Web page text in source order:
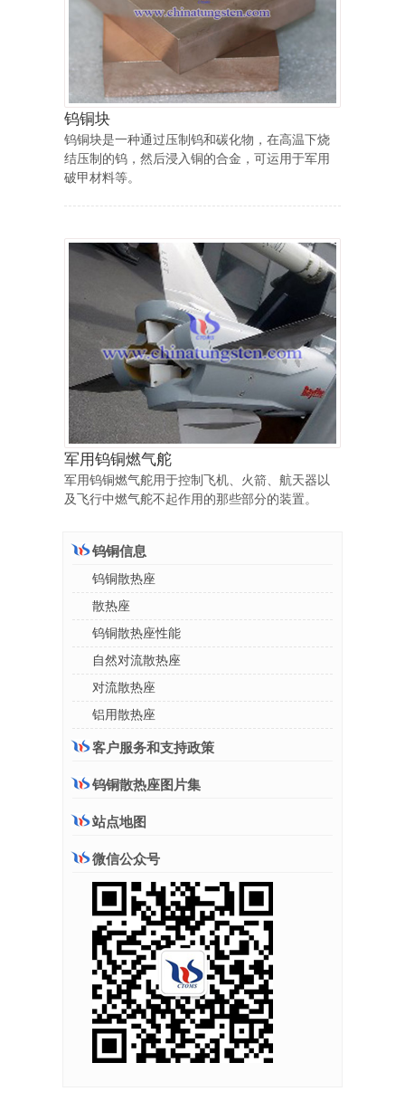
钨铜块
钨铜块是一种通过压制钨和碳化物，在高温下烧
结压制的钨，然后浸入铜的合金，可运用于军用
破甲材料等。
军用钨铜燃气舵
军用钨铜燃气舵用于控制飞机、火箭、航天器以
及飞行中燃气舵不起作用的那些部分的装置。
钨铜信息
钨铜散热座
散热座
钨铜散热座性能
自然对流散热座
对流散热座
铝用散热座
客户服务和支持政策
钨铜散热座图片集
站点地图
微信公众号